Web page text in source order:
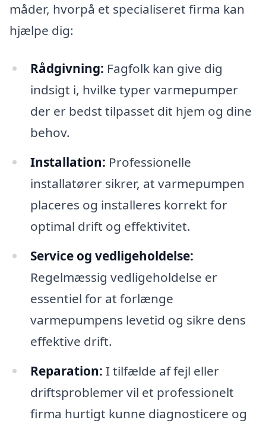
måder, hvorpå et specialiseret firma kan
hjælpe dig:
Rådgivning: Fagfolk kan give dig
indsigt i, hvilke typer varmepumper
der er bedst tilpasset dit hjem og dine
behov.
Installation: Professionelle
installatører sikrer, at varmepumpen
placeres og installeres korrekt for
optimal drift og effektivitet.
Service og vedligeholdelse:
Regelmæssig vedligeholdelse er
essentiel for at forlænge
varmepumpens levetid og sikre dens
effektive drift.
Reparation: I tilfælde af fejl eller
driftsproblemer vil et professionelt
firma hurtigt kunne diagnosticere og